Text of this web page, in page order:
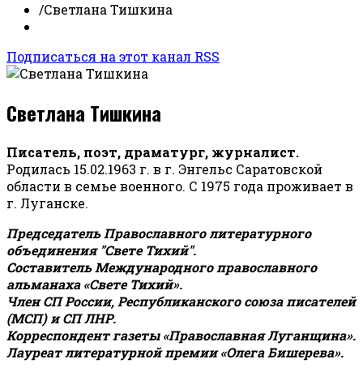
/Светлана Тишкина
Подписаться на этот канал RSS
Светлана Тишкина
Писатель, поэт, драматург, журналист.
Родилась 15.02.1963 г. в г. Энгельс Саратовской
области в семье военного. С 1975 года проживает в
г. Луганске.
Председатель Православного литературного
объединения "Свете Тихий".
Составитель Международного православного
альманаха «Свете Тихий».
Член СП России, Республиканского союза писателей
(МСП) и СП ЛНР.
Корреспондент газеты «Православная Луганщина».
Лауреат литературной премии «Олега Бишерева».